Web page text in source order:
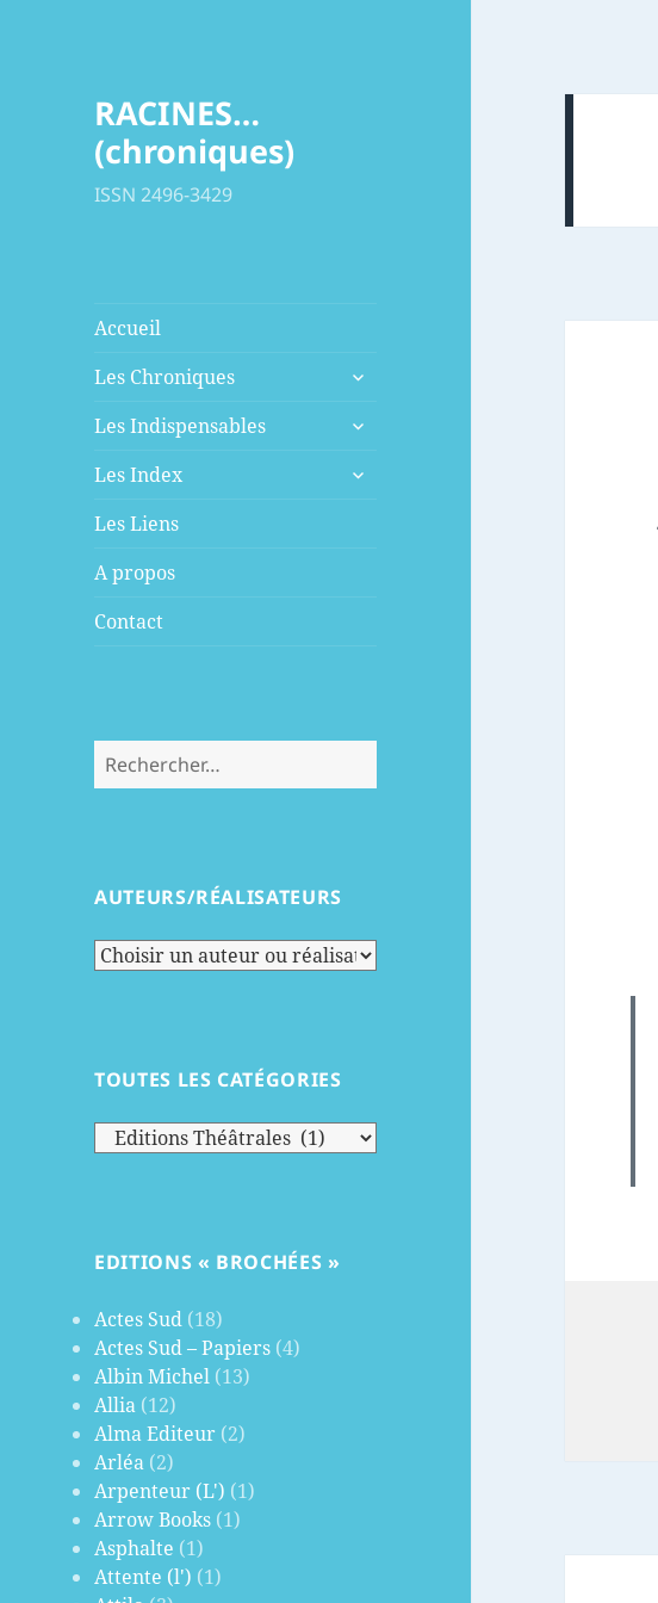
RACINES…
(chroniques)
ISSN 2496-3429
Accueil
Les Chroniques
ouvrir
sous-
Les Indispensables
ouvrir
sous-
Les Index
ouvrir
Les Liens
A propos
Contact
Rechercher :
AUTEURS/RÉALISATEURS
TOUTES LES CATÉGORIES
Toutes
EDITIONS « BROCHÉES »
Actes Sud (18)
Actes Sud – Papiers (4)
Albin Michel (13)
Allia (12)
Alma Editeur (2)
Arléa (2)
Arpenteur (L') (1)
Arrow Books (1)
Asphalte (1)
Attente (l') (1)